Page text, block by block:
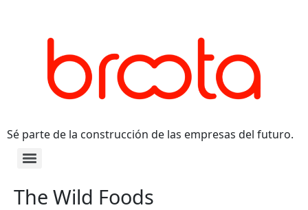
Sé parte de la construcción de las empresas del futuro.
The Wild Foods